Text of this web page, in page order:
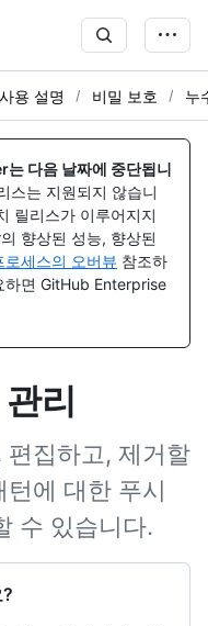
사용 설명 비밀 보호 누
다음 날짜에 중단됩니
스는 지원되지 않습니
릴리스가 이루어지지
향상된 성능, 향상된
로세스의 오버뷰 참조하
하면 GitHub Enterprise
리
편집하고, 제거할
에 대한 푸시
수 있습니다.